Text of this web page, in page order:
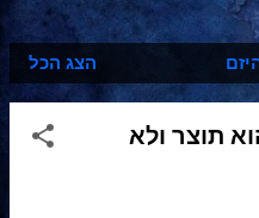
הצג הכל
תוצר ולא